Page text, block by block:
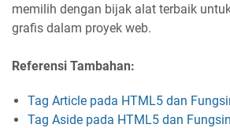
memilih dengan bijak alat terbaik
grafis dalam proyek web.
Referensi Tambahan:
Tag Article pada HTML5 dan
Tag Aside pada HTML5 dan